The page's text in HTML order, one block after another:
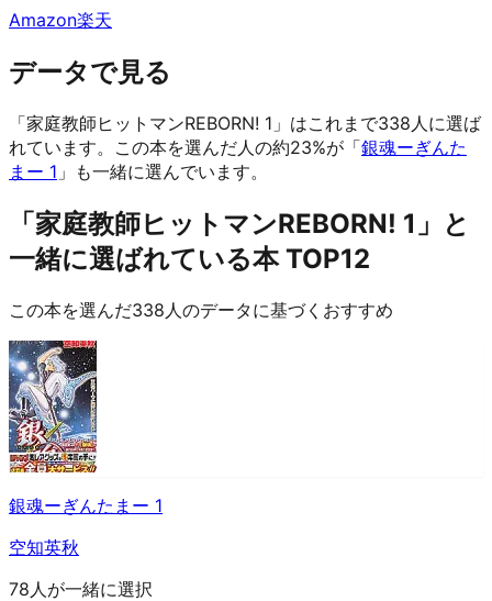
Amazon楽天
データで見る
「家庭教師ヒットマンREBORN! 1」はこれまで338人に選ば
れています。 この本を選んだ人の約23%が「銀魂ーぎんた
まー 1 」も一緒に選んでいます。
「家庭教師ヒットマンREBORN! 1」と
一緒に選ばれている本 TOP12
この本を選んだ338人のデータに基づくおすすめ
銀魂ーぎんたまー 1
空知英秋
78人が一緒に選択